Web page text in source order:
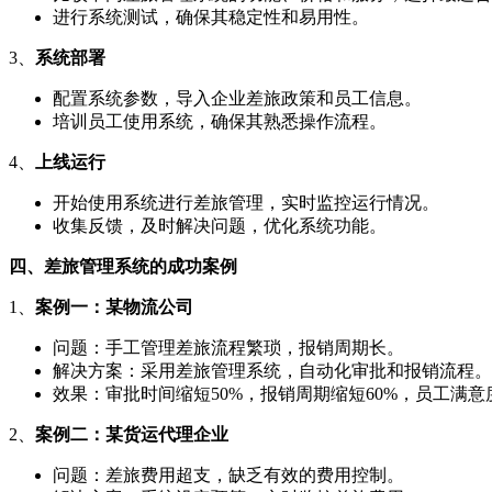
进行系统测试，确保其稳定性和易用性。
3、 系统部署
配置系统参数，导入企业差旅政策和员工信息。
培训员工使用系统，确保其熟悉操作流程。
4、 上线运行
开始使用系统进行差旅管理，实时监控运行情况。
收集反馈，及时解决问题，优化系统功能。
四、差旅管理系统的成功案例
1、 案例一：某物流公司
问题：手工管理差旅流程繁琐，报销周期长。
解决方案：采用差旅管理系统，自动化审批和报销流程。
效果：审批时间缩短50%，报销周期缩短60%，员工满意
2、 案例二：某货运代理企业
问题：差旅费用超支，缺乏有效的费用控制。